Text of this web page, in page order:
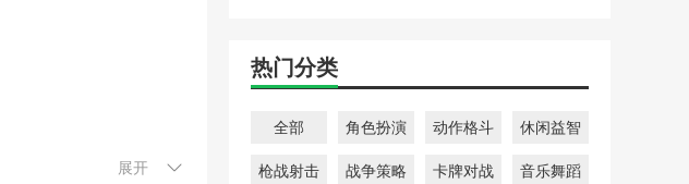
展开
热门分类
全部 角色扮演 动作格斗 休闲益智
枪战射击 战争策略 卡牌对战 音乐舞蹈